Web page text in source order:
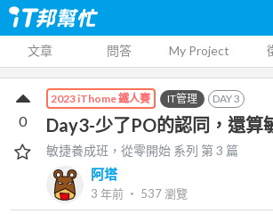
文章 問答 My Project
2023 iThome 鐵人賽 IT管理 DAY3
Day3-少了PO的認同，還算
敏捷養成班，從零開始 系列 第3 篇
阿塔
3 年前 ‧ 537瀏覽
0